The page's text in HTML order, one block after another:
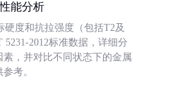
能分析
度和抗拉强度（包括T2及
2012标准数据，详细分
，并对比不同状态下的金属
考。